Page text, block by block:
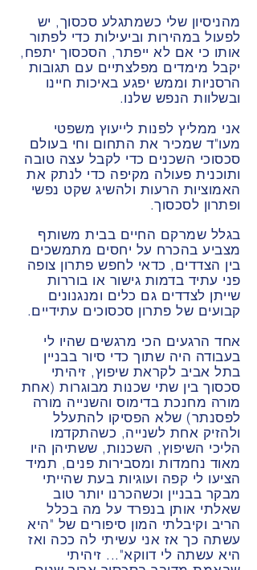
מהניסיון שלי כשמתגלע סכסוך, יש
לפעול במהירות וביעילות כדי לפתור
אותו כי אם לא ייפתר, הסכסוך יתפח,
יקבל מימדים מפלצתיים עם תגובות
הרסניות וממש יפגע באיכות חיינו
ובשלוות הנפש שלנו.
אני ממליץ לפנות לייעוץ משפטי
מעו"ד שמכיר את התחום וחי בעולם
סכסוכי השכנים כדי לקבל עצה טובה
ותוכנית פעולה מקיפה כדי לנתק את
האמוציות הרעות ולהשיג שקט נפשי
ופתרון לסכסוך.
בגלל שמרקם החיים בבית משותף
מצביע בהכרח על יחסים מתמשכים
בין הצדדים, כדאי לחפש פתרון צופה
פני עתיד בדמות גישור או בוררות
שייתן לצדדים גם כלים ומנגנונים
קבועים של פתרון סכסוכים עתידיים.
אחד הרגעים הכי מרגשים שהיו לי
בעבודה היה שתוך כדי סיור בבניין
בתל אביב לקראת שיפוץ, זיהיתי
סכסוך בין שתי שכנות מבוגרות (אחת
מורה מחנכת בדימוס והשנייה מורה
לפסנתר) שלא הפסיקו להתעלל
ולהזיק אחת לשנייה, כשהתקדמו
הליכי השיפוץ, השכנות, ששתיהן היו
מאוד נחמדות ומסבירות פנים, תמיד
הציעו לי קפה ועוגיות בעת שהייתי
מבקר בבניין וכשהכרנו יותר טוב
שאלתי אותן בנפרד על מה בכלל
הריב וקיבלתי המון סיפורים של "היא
עשתה כך אז אני עשיתי לה ככה ואז
היא עשתה לי דווקא"... זיהיתי